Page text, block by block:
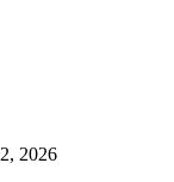
2026